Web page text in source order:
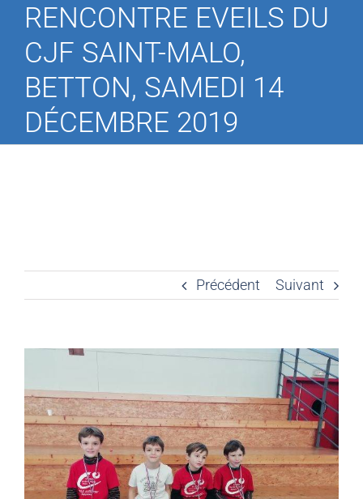
RENCONTRE EVEILS DU
CJF SAINT-MALO,
BETTON, SAMEDI 14
DÉCEMBRE 2019
Précédent Suivant